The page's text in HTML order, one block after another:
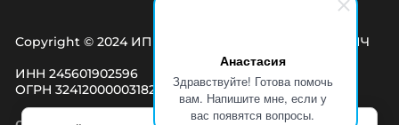
Анастасия
Здравствуйте! Готова помочь
вам. Напишите мне, если у
вас появятся вопросы.
Copyright © 2024 ИП ГАВРИЛОВ ЮРИЙ АЛЕКСЕЕВИЧ
ИНН 245601902596
ОГРН 324120000031827